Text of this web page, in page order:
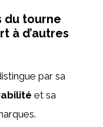
du tourne
à d’autres
par sa
et sa